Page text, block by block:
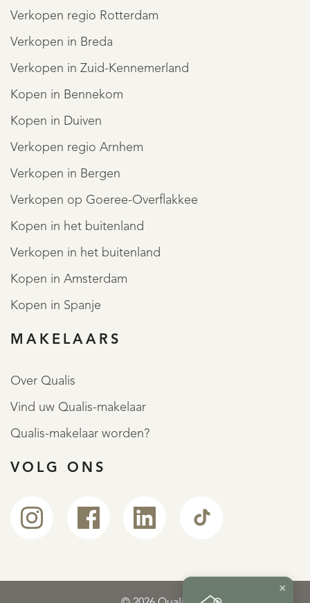
Verkopen regio Rotterdam
Verkopen in Breda
Verkopen in Zuid-Kennemerland
Kopen in Bennekom
Kopen in Duiven
Verkopen regio Arnhem
Verkopen in Bergen
Verkopen op Goeree-Overflakkee
Kopen in het buitenland
Verkopen in het buitenland
Kopen in Amsterdam
Kopen in Spanje
MAKELAARS
Over Qualis
Vind uw Qualis-makelaar
Qualis-makelaar worden?
VOLG ONS
REGISTREER
×